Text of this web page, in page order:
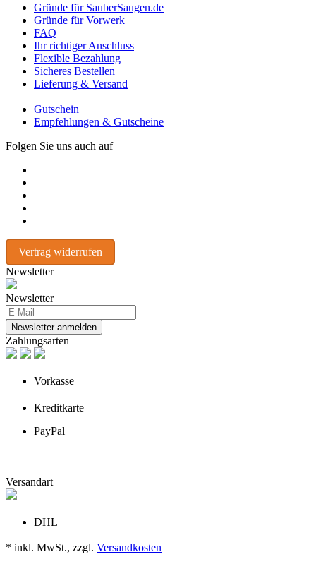
Gründe für SauberSaugen.de
Gründe für Vorwerk
FAQ
Ihr richtiger Anschluss
Flexible Bezahlung
Sicheres Bestellen
Lieferung & Versand
Gutschein
Empfehlungen & Gutscheine
Folgen Sie uns auch auf
Vertrag widerrufen
Newsletter
Newsletter
Newsletter anmelden
Zahlungsarten
Vorkasse
Kreditkarte
PayPal
Versandart
DHL
* inkl. MwSt., zzgl. Versandkosten